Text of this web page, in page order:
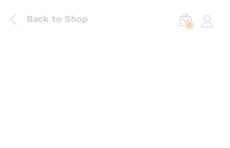
Back to Shop
0